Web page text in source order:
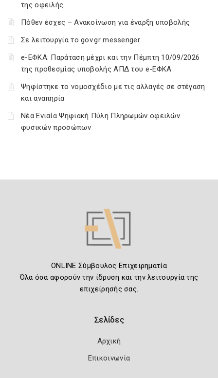
της οφειλής
Πόθεν έσχες – Ανακοίνωση για έναρξη υποβολής
Σε λειτουργία το gov.gr messenger
e-ΕΦΚΑ: Παράταση μέχρι και την Πέμπτη 10/09/2026
της προθεσμίας υποβολής ΑΠΔ του e-ΕΦΚΑ
Ψηφίστηκε το νομοσχέδιο με τις αλλαγές σε στέγαση
και αναπηρία
Νέα Ενιαία Ψηφιακή Πύλη Πληρωμών οφειλών
φυσικών προσώπων
ONLINE Σύμβουλος Επιχειρηματία
Όλα όσα αφορούν την ίδρυση και την λειτουργία της
επιχείρησής σας.
Σελίδες
Αρχική
Επικοινωνία